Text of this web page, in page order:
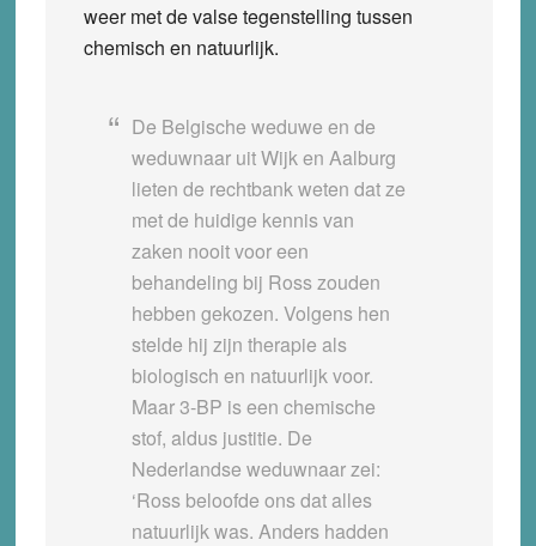
weer met de valse tegenstelling tussen
chemisch en natuurlijk.
De Belgische weduwe en de
weduwnaar uit Wijk en Aalburg
lieten de rechtbank weten dat ze
met de huidige kennis van
zaken nooit voor een
behandeling bij Ross zouden
hebben gekozen. Volgens hen
stelde hij zijn therapie als
biologisch en natuurlijk voor.
Maar 3-BP is een chemische
stof, aldus justitie. De
Nederlandse weduwnaar zei:
‘Ross beloofde ons dat alles
natuurlijk was. Anders hadden